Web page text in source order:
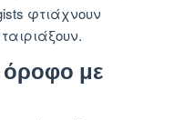
φτιάχνουν
όροφο με